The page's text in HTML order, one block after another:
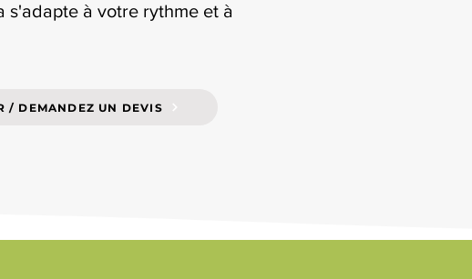
s'adapte à votre rythme et à
/ DEMANDEZ UN DEVIS